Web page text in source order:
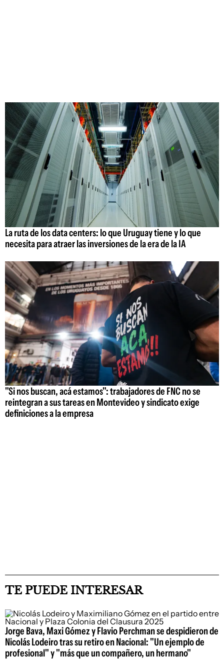
La ruta de los data centers: lo que Uruguay tiene y lo que
necesita para atraer las inversiones de la era de la IA
"Si nos buscan, acá estamos": trabajadores de FNC no se
reintegran a sus tareas en Montevideo y sindicato exige
definiciones a la empresa
TE PUEDE INTERESAR
Jorge Bava, Maxi Gómez y Flavio Perchman se despidieron de
Nicolás Lodeiro tras su retiro en Nacional: "Un ejemplo de
profesional" y "más que un compañero, un hermano"